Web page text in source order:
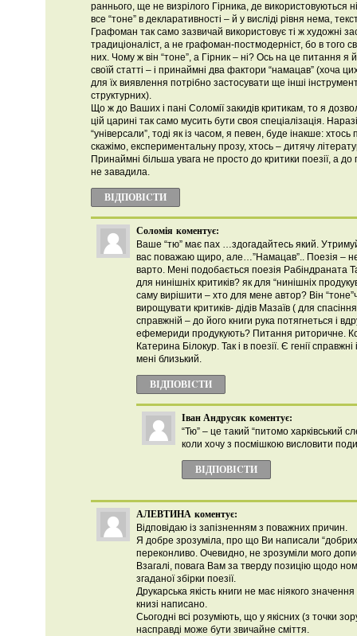
раннього, ще не визрілого Гірника, де використовуються
все “тоне” в декларативності – й у висліді рівня нема,
Графоман так само зазвичай використовує ті ж художні
традиціоналіст, а не графоман-постмодерніст, бо в того
них. Чому ж він “тоне”, а Гірник – ні? Ось на це питання я
своїй статті – і принаймні два фактори “намацав” (хоча
для їх виявлення потрібно застосувати ще інші
структурних).
Що ж до Ваших і пані Соломії закидів критикам, то я
цій царині так само мусить бути своя спеціалізація.
“універсали”, тоді як із часом, я певен, буде інакше:
скажімо, експериментальну прозу, хтось – дитячу
Принаймні більша увага не просто до критики поезії, а до
не завадила.
ВІДПОВІCТИ
Соломія коментує:
Ваше “тю” має пах …здогадайтесь який.
вас поважаю щиро, але…”Намацав”.. Поезія –
варто. Мені подобається поезія Рабіндраната
для нинішніх критиків? як для “нинішніх
саму вирішити – хто для мене автор? Він
вирощувати критиків- дідів Мазаїв ( для
справжній – до його книги рука потягнеться і
ефемериди продукують? Питання риторичне.
Катерина Білокур. Так і в поезії. Є генії
мені близький.
ВІДПОВІCТИ
Іван Андрусяк коментує:
“Тю” – це такий “питомо харківський
коли хочу з посмішкою висловити
ВІДПОВІCТИ
АЛЕВТИНА коментує:
Відповідаю із запізненням з поважних причин.
Я добре зрозуміла, про що Ви написали “добрих
переконливо. Очевидно, не зрозуміли мого
Взагалі, повага Вам за тверду позицію щодо
згаданої збірки поезії.
Друкарська якість книги не має ніякого
книзі написано.
Сьогодні всі розуміють, що у якісних (з точки
насправді може бути звичайне сміття.